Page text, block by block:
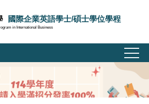
國際企業英語學士/碩士學位學程
in International Business